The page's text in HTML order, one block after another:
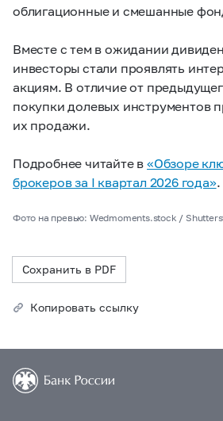
облигационные и смешанные
Вместе с тем в ожидании
инвесторы стали проявлять
акциям. В отличие от
покупки долевых инструментов
их продажи.
Подробнее читайте в«Обзоре
брокеров за I квартал 2026 года».
Фото на превью: Wedmoments.stock /
Сохранить в PDF
Копировать ссылку